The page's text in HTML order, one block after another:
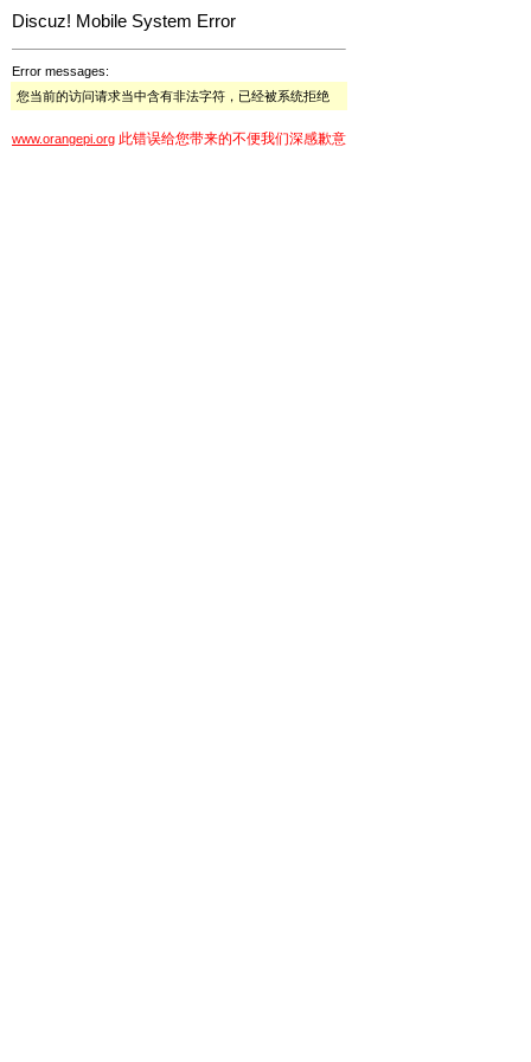
Discuz! Mobile System Error
Error messages:
您当前的访问请求当中含有非法字符，已经被系统拒绝
www.orangepi.org 此错误给您带来的不便我们深感歉意